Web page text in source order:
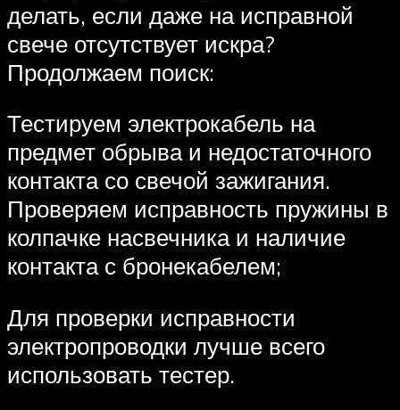
делать, если даже на исправной
свече отсутствует искра?
Продолжаем поиск:
Тестируем электрокабель на
предмет обрыва и недостаточного
контакта со свечой зажигания.
Проверяем исправность пружины в
колпачке насвечника и наличие
контакта с бронекабелем;
Для проверки исправности
электропроводки лучше всего
использовать тестер.